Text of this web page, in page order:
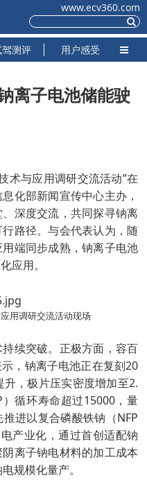
www.ecv360.com
测评 用户感受
离子电池储能驶
术与应用调研交流活动”在
化部新闻宣传中心主办，
深度交流，共同探寻钠离
路径。与会代表认为，随
端同步成熟，钠离子电池
应用。
用调研交流活动现场
续突破。正极方面，容百
，钠离子电池正在复刻20
，极片压实密度增加至2.
循环寿命超过15000，量
进以复合磷酸铁钠（NFP
产业化，通过首创适配钠
离子钠电材料的加工成本
规模化量产。